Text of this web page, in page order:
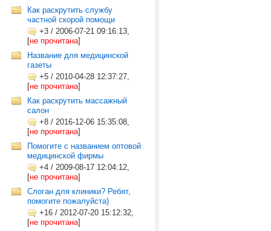
Как раскрутить службу
частной скорой помощи
+3 / 2006-07-21 09:16:13,
[не прочитана]
Название для медицинской
газеты
+5 / 2010-04-28 12:37:27,
[не прочитана]
Как раскрутить массажный
салон
+8 / 2016-12-06 15:35:08,
[не прочитана]
Помогите с названием оптовой
медицинской фирмы
+4 / 2009-08-17 12:04:12,
[не прочитана]
Слоган для клиники? Ребят,
помогите пожалуйста)
+16 / 2012-07-20 15:12:32,
[не прочитана]